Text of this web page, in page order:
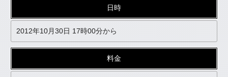
日時
2012年10月30日 17時00分から
料金